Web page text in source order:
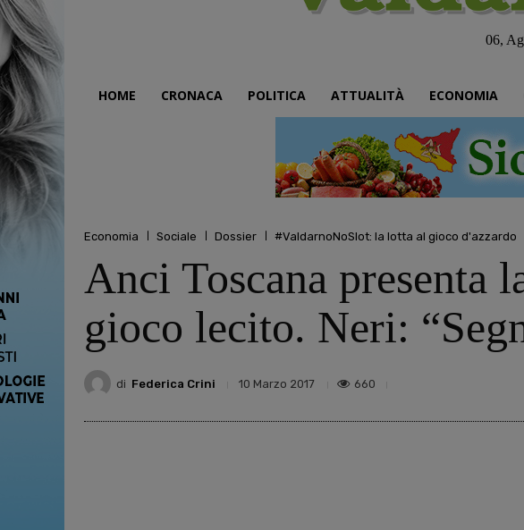
06,
HOME CRONACA POLITICA ATTUALITÀ ECONOMIA
Economia Sociale Dossier #ValdarnoNoSlot: la lotta al gioco d'azzardo
Anci Toscana presenta
gioco lecito. Neri:
di Federica Crini 10 Marzo 2017 660